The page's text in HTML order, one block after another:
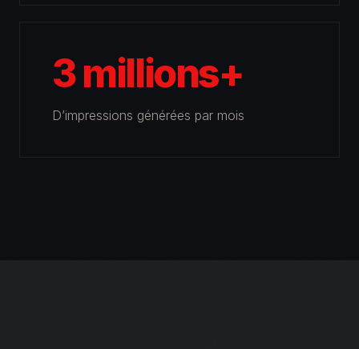
3 millions+
D’impressions générées par mois